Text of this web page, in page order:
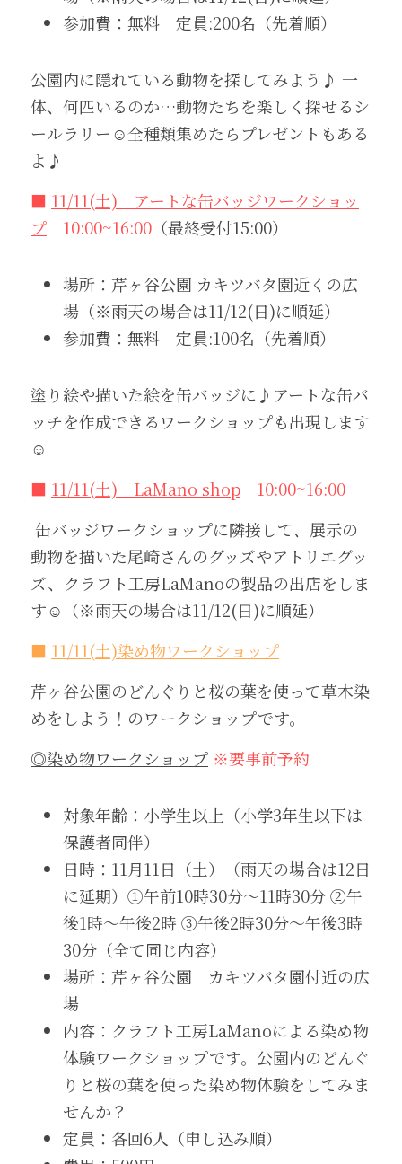
参加費：無料　定員:200名（先着順）
公園内に隠れている動物を探してみよう♪ 一
体、何匹いるのか…動物たちを楽しく探せるシ
ールラリー☺️全種類集めたらプレゼントもある
よ♪
■ 11/11(土)　アートな缶バッジワークショッ
プ 10:00~16:00 （最終受付15:00）
場所：芹ヶ谷公園 カキツバタ園近くの広
場（※雨天の場合は11/12(日)に順延）
参加費：無料　定員:100名（先着順）
塗り絵や描いた絵を缶バッジに♪アートな缶バ
ッチを作成できるワークショップも出現します
☺️
■ 11/11(土)　LaMano shop 10:00~16:00
動物を描いた尾崎さんのグッズやアトリエグッ
ズ、クラフト工房LaManoの製品の出店をしま
す☺️（※雨天の場合は11/12(日)に順延）
■ 11/11(土)染め物ワークショップ
芹ヶ谷公園のどんぐりと桜の葉を使って草木染
めをしよう！のワークショップです。
◎染め物ワークショップ ※要事前予約
対象年齢：小学生以上（小学3年生以下は
保護者同伴）
日時：11月11日（土）（雨天の場合は12日
に延期）①午前10時30分～11時30分 ②午
後1時～午後2時 ③午後2時30分～午後3時
30分（全て同じ内容）
場所：芹ヶ谷公園　カキツバタ園付近の広
場
内容：クラフト工房LaManoによる染め物
体験ワークショップです。公園内のどんぐ
りと桜の葉を使った染め物体験をしてみま
せんか？
定員：各回6人（申し込み順）